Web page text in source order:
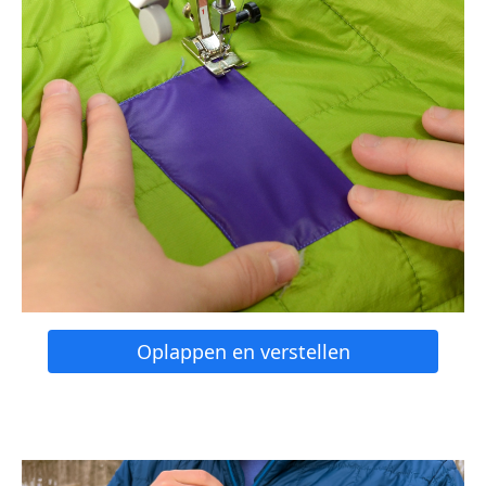
Oplappen en verstellen